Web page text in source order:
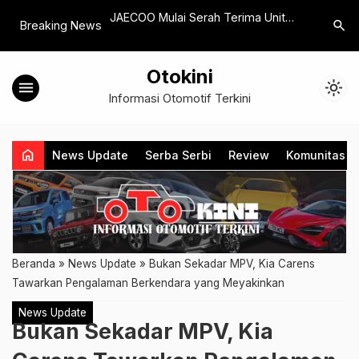
Breaking News
JAECOO Mulai Serah Terima Unit
Konsumen di Seluruh Indonesia
Ekspor
search
menu Otokini
Informasi Otomotif Terkini light_mode
home News Update Serba Serbi Review Komunitas
Beranda » News Update » Bukan Sekadar MPV, Kia Carens
Tawarkan Pengalaman Berkendara yang Meyakinkan
News Update
Bukan Sekadar MPV, Kia